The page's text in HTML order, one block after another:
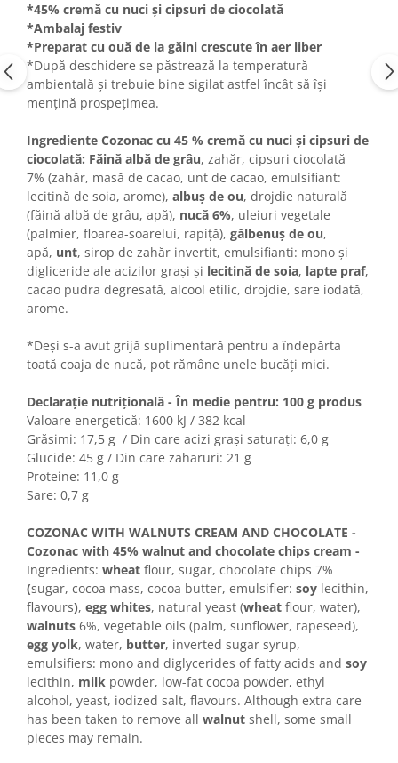
Paine
Paine ambalata
Chifle
Colaci festivi
Snack-uri sărate
Covrigi cu ulei de masline
Covrigi de Buzau
Grisine
Crochete
Produse de gătit
Faina
Arpacas si pesmet
Malai
Produse congelate
Panificatie congelata
Pizza congelata
Baton Cookie congelat
Cheesecake congelat
Horeca
Fursecuri vrac
Congelate brutarie
Cadouri
Pachete Cadou
Cozonac Wine Collection
Vinuri Casa Isarescu
Accesorii Boromir
Dulciurile Feleacul
Glucoza
Halva
*45% cremă cu nuci și cipsuri de ciocolată
*Ambalaj festiv
*Preparat cu ouă de la găini crescute în aer liber
*După deschidere se păstrează la temperatură
ambientală și trebuie bine sigilat astfel încât să își
mențină prospețimea.
Ingrediente Cozonac cu 45 % cremă cu nuci și cipsuri de
ciocolată: Făină albă de grâu, zahăr, cipsuri ciocolată
7% (zahăr, masă de cacao, unt de cacao, emulsifiant:
lecitină de soia, arome), albuş de ou, drojdie naturală
(făină albă de grâu, apă), nucă 6%, uleiuri vegetale
(palmier, floarea-soarelui, rapiţă), gălbenuș de ou,
apă, unt, sirop de zahăr invertit, emulsifianti: mono și
digliceride ale acizilor grași și lecitină de soia, lapte praf,
cacao pudra degresată, alcool etilic, drojdie, sare iodată,
arome.
*Deși s-a avut grijă suplimentară pentru a îndepărta
toată coaja de nucă, pot rămâne unele bucăți mici.
Declarație nutrițională - În medie pentru: 100 g produs
Valoare energetică: 1600 kJ / 382 kcal
Grăsimi: 17,5 g / Din care acizi grași saturați: 6,0 g
Glucide: 45 g / Din care zaharuri: 21 g
Proteine: 11,0 g
Sare: 0,7 g
COZONAC WITH WALNUTS CREAM AND CHOCOLATE -
Cozonac with 45% walnut and chocolate chips cream -
Ingredients: wheat flour, sugar, chocolate chips 7%
(sugar, cocoa mass, cocoa butter, emulsifier: soy lecithin,
flavours), egg whites, natural yeast (wheat flour, water),
walnuts 6%, vegetable oils (palm, sunflower, rapeseed),
egg yolk, water, butter, inverted sugar syrup,
emulsifiers: mono and diglycerides of fatty acids and soy
lecithin, milk powder, low-fat cocoa powder, ethyl
alcohol, yeast, iodized salt, flavours. Although extra care
has been taken to remove all walnut shell, some small
pieces may remain.